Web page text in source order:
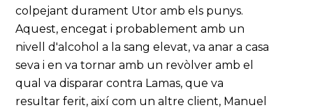
colpejant durament Utor amb els punys.
Aquest, encegat i probablement amb un
nivell d'alcohol a la sang elevat, va anar a casa
seva i en va tornar amb un revòlver amb el
qual va disparar contra Lamas, que va
resultar ferit, així com un altre client, Manuel